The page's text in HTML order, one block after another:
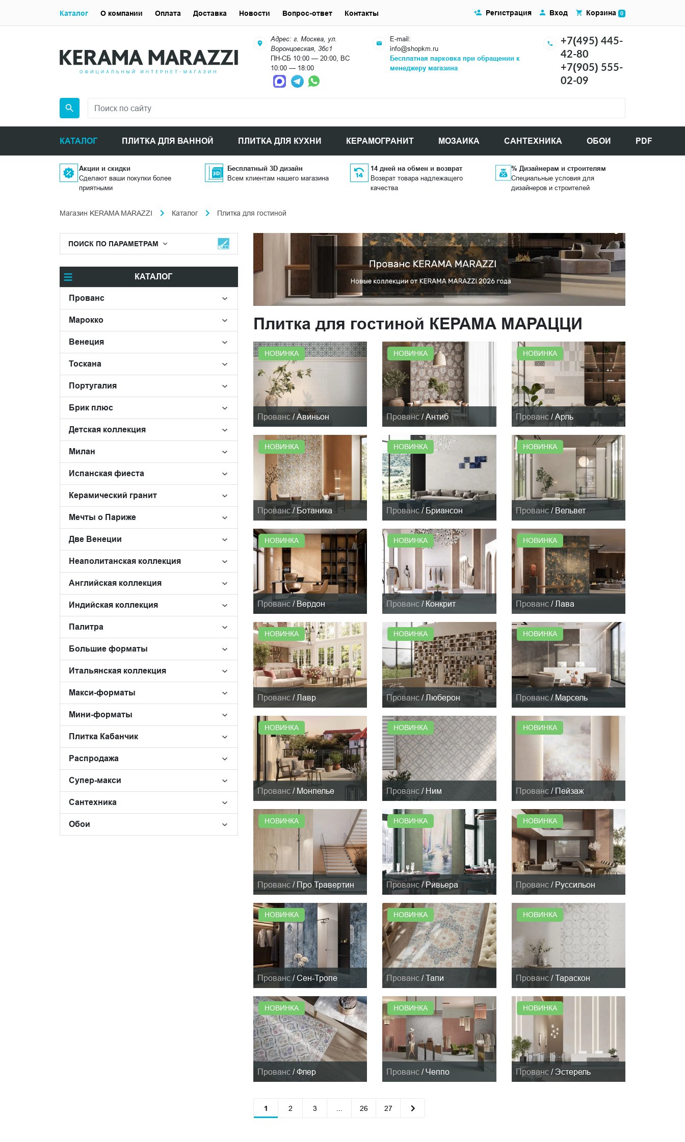
Адрес: г. Москва, ул.
Воронцовская, 36с1
ПН-СБ 10:00 — 20:00, ВС
10:00 — 18:00
E-mail:
info@shopkm.ru
Бесплатная парковка при обращении к
менеджеру магазина
+7(495) 445-
42-80
+7(905) 555-
02-09
КАТАЛОГ ПЛИТКА ДЛЯ ВАННОЙ ПЛИТКА ДЛЯ КУХНИ КЕРАМОГРАНИТ МОЗАИКА САНТЕХНИКА ОБОИ PDF
Регистрация Вход Корзина 0
Каталог О компании Оплата Доставка Новости Вопрос-ответ Контакты
Акции и скидки
Сделают ваши покупки более
приятными
Бесплатный 3D дизайн
Всем клиентам нашего магазина
14 дней на обмен и возврат
Возврат товара надлежащего
качества
% Дизайнерам и строителям
Специальные условия для
дизайнеров и строителей
Магазин KERAMA MARAZZI Каталог Плитка для гостиной
ПОИСК ПО ПАРАМЕТРАМ
КАТАЛОГ
Прованс
Марокко
Венеция
Тоскана
Португалия
Брик плюс
Детская коллекция
Милан
Испанская фиеста
Керамический гранит
Мечты о Париже
Две Венеции
Неаполитанская коллекция
Английская коллекция
Индийская коллекция
Палитра
Большие форматы
Итальянская коллекция
Макси-форматы
Мини-форматы
Плитка Кабанчик
Распродажа
Супер-макси
Сантехника
Обои
Плитка для гостиной КЕРАМА МАРАЦЦИ
НОВИНКА
Прованс / Авиньон
НОВИНКА
Прованс / Антиб
НОВИНКА
Прованс / Арль
НОВИНКА
Прованс / Ботаника
НОВИНКА
Прованс / Бриансон
НОВИНКА
Прованс / Вельвет
НОВИНКА
Прованс / Вердон
НОВИНКА
Прованс / Конкрит
НОВИНКА
Прованс / Лава
НОВИНКА
Прованс / Лавр
НОВИНКА
Прованс / Люберон
НОВИНКА
Прованс / Марсель
НОВИНКА
Прованс / Монпелье
НОВИНКА
Прованс / Ним
НОВИНКА
Прованс / Пейзаж
НОВИНКА
Прованс / Про Травертин
НОВИНКА
Прованс / Ривьера
НОВИНКА
Прованс / Руссильон
НОВИНКА
Прованс / Сен-Тропе
НОВИНКА
Прованс / Тапи
НОВИНКА
Прованс / Тараскон
НОВИНКА
Прованс / Флер
НОВИНКА
Прованс / Чеппо
НОВИНКА
Прованс / Эстерель
1 2 3 26 27